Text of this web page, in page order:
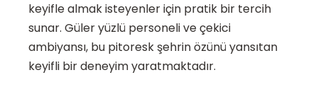
keyifle almak isteyenler için pratik bir tercih
sunar. Güler yüzlü personeli ve çekici
ambiyansı, bu pitoresk şehrin özünü yansıtan
keyifli bir deneyim yaratmaktadır.